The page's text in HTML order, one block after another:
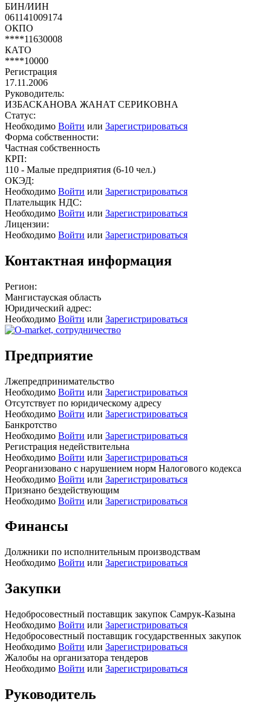
БИН/ИИН
061141009174
ОКПО
****11630008
КАТО
****10000
Регистрация
17.11.2006
Руководитель:
ИЗБАСКАНОВА ЖАНАТ СЕРИКОВНА
Статус:
Необходимо Войти или Зарегистрироваться
Форма собственности:
Частная собственность
КРП:
110 - Малые предприятия (6-10 чел.)
ОКЭД:
Необходимо Войти или Зарегистрироваться
Плательщик НДС:
Необходимо Войти или Зарегистрироваться
Лицензии:
Необходимо Войти или Зарегистрироваться
Контактная информация
Регион:
Мангистауская область
Юридический адрес:
Необходимо Войти или Зарегистрироваться
Предприятие
Лжепредпринимательство
Необходимо Войти или Зарегистрироваться
Отсутствует по юридическому адресу
Необходимо Войти или Зарегистрироваться
Банкротство
Необходимо Войти или Зарегистрироваться
Регистрация недействительна
Необходимо Войти или Зарегистрироваться
Реорганизовано с нарушением норм Налогового кодекса
Необходимо Войти или Зарегистрироваться
Признано бездействующим
Необходимо Войти или Зарегистрироваться
Финансы
Должники по исполнительным производствам
Необходимо Войти или Зарегистрироваться
Закупки
Недобросовестный поставщик закупок Самрук-Казына
Необходимо Войти или Зарегистрироваться
Недобросовестный поставщик государственных закупок
Необходимо Войти или Зарегистрироваться
Жалобы на организатора тендеров
Необходимо Войти или Зарегистрироваться
Руководитель